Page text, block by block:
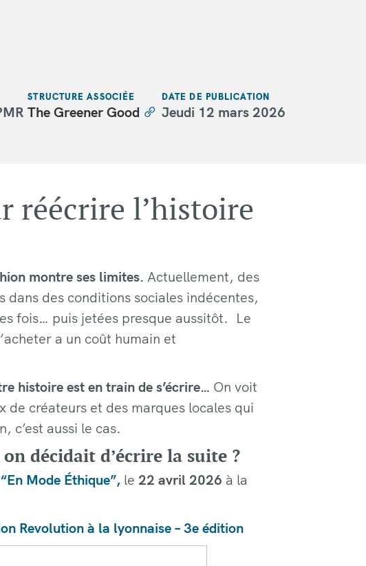
STRUCTURE ASSOCIÉE
The Greener Good
DATE DE PUBLICATION
Jeudi 12 mars 2026
réécrire l’histoire
montre ses limites. Actuellement, des
des conditions sociales indécentes,
fois… puis jetées presque aussitôt. Le
a un coût humain et
histoire est en train de s’écrire… On voit
de créateurs et des marques locales qui
c’est aussi le cas.
décidait d’écrire la suite ?
Mode Éthique”, le 22 avril 2026 à la
Revolution à la lyonnaise – 3e édition